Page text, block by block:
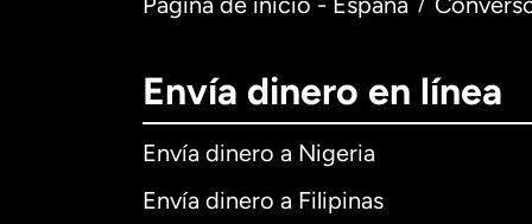
/
Envía dinero en línea
Envía dinero a Nigeria
Envía dinero a Filipinas